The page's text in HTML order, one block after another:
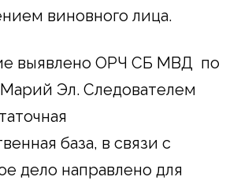
виновного лица.
выявлено ОРЧ СБ МВД по
Марий Эл. Следователем
база, в связи с
дело направлено для